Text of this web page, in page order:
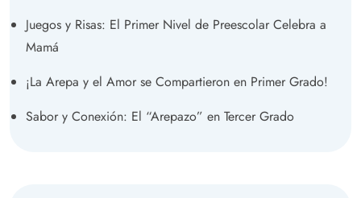
Juegos y Risas: El Primer Nivel de Preescolar Celebra a
Mamá
¡La Arepa y el Amor se Compartieron en Primer Grado!
Sabor y Conexión: El “Arepazo” en Tercer Grado